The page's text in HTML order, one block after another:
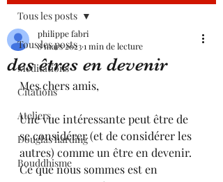
Tous les posts
Méditations
Citations
Ateliers
Douglas harding
Bouddhisme
Tous les posts
des êtres en devenir
philippe fabri
8 mars 20231 min de lecture
Mes chers amis,
Une vue intéressante peut être de
se considérer (et de considérer les
autres) comme un être en devenir.
Ce que nous sommes est en